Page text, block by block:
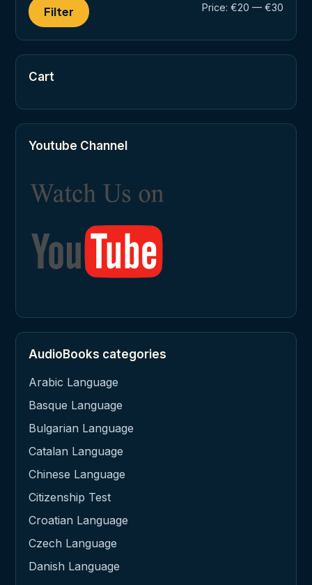
Filter Price: €20 — €30
Cart
Youtube Channel
AudioBooks categories
Arabic Language
Basque Language
Bulgarian Language
Catalan Language
Chinese Language
Citizenship Test
Croatian Language
Czech Language
Danish Language